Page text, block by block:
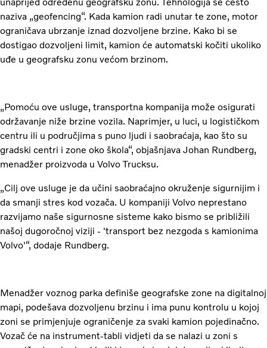
naziva „geofencing“. Kada kamion radi unutar te zone, motor
ograničava ubrzanje iznad dozvoljene brzine. Kako bi se
dostigao dozvoljeni limit, kamion će automatski kočiti ukoliko
uđe u geografsku zonu većom brzinom.
„Pomoću ove usluge, transportna kompanija može osigurati
održavanje niže brzine vozila. Naprimjer, u luci, u logističkom
centru ili u područjima s puno ljudi i saobraćaja, kao što su
gradski centri i zone oko škola“, objašnjava Johan Rundberg,
menadžer proizvoda u Volvo Trucksu.
„Cilj ove usluge je da učini saobraćajno okruženje sigurnijim i
da smanji stres kod vozača. U kompaniji Volvo neprestano
razvijamo naše sigurnosne sisteme kako bismo se približili
našoj dugoročnoj viziji - 'transport bez nezgoda s kamionima
Volvo'“, dodaje Rundberg.
Menadžer voznog parka definiše geografske zone na digitalnoj
mapi, podešava dozvoljenu brzinu i ima punu kontrolu u kojoj
zoni se primjenjuje ograničenje za svaki kamion pojedinačno.
Vozač će na instrument-tabli vidjeti da se nalazi u zoni s